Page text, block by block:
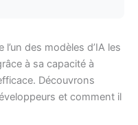
des modèles d’IA les
à sa capacité à
Découvrons
et comment il